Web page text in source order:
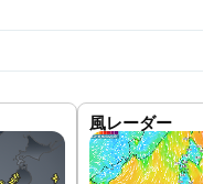
風レーダー